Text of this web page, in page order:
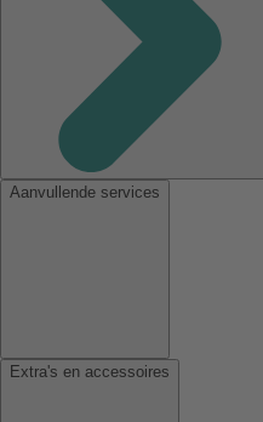
Aanvullende services
Extra's en accessoires